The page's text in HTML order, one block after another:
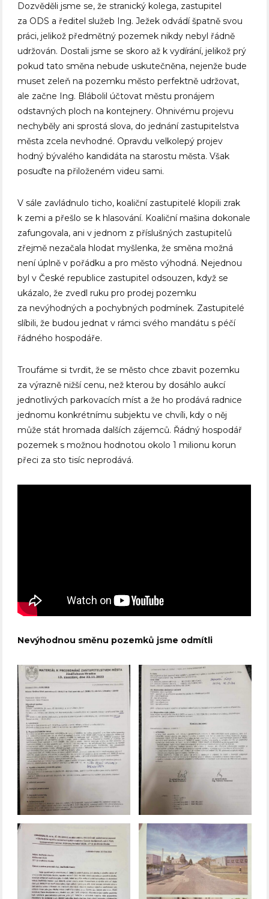
Dozvěděli jsme se, že stranický kolega, zastupitel
za ODS a ředitel služeb Ing. Ježek odvádí špatně svou
práci, jelikož předmětný pozemek nikdy nebyl řádně
udržován. Dostali jsme se skoro až k vydírání, jelikož prý
pokud tato směna nebude uskutečněna, nejenže bude
muset zeleň na pozemku město perfektně udržovat,
ale začne Ing. Blábolil účtovat městu pronájem
odstavných ploch na kontejnery. Ohnivému projevu
nechyběly ani sprostá slova, do jednání zastupitelstva
města zcela nevhodné. Opravdu velkolepý projev
hodný bývalého kandidáta na starostu města. Však
posuďte na přiloženém videu sami.
V sále zavládnulo ticho, koaliční zastupitelé klopili zrak
k zemi a přešlo se k hlasování. Koaliční mašina dokonale
zafungovala, ani v jednom z příslušných zastupitelů
zřejmě nezačala hlodat myšlenka, že směna možná
není úplně v pořádku a pro město výhodná. Nejednou
byl v České republice zastupitel odsouzen, když se
ukázalo, že zvedl ruku pro prodej pozemku
za nevýhodných a pochybných podmínek. Zastupitelé
slíbili, že budou jednat v rámci svého mandátu s péčí
řádného hospodáře.
Troufáme si tvrdit, že se město chce zbavit pozemku
za výrazně nižší cenu, než kterou by dosáhlo aukcí
jednotlivých parkovacích míst a že ho prodává radnice
jednomu konkrétnímu subjektu ve chvíli, kdy o něj
může stát hromada dalších zájemců. Řádný hospodář
pozemek s možnou hodnotou okolo 1 milionu korun
přeci za sto tisíc neprodává.
Nevýhodnou směnu pozemků jsme odmítli